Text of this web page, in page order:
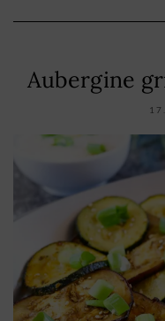
Aubergine